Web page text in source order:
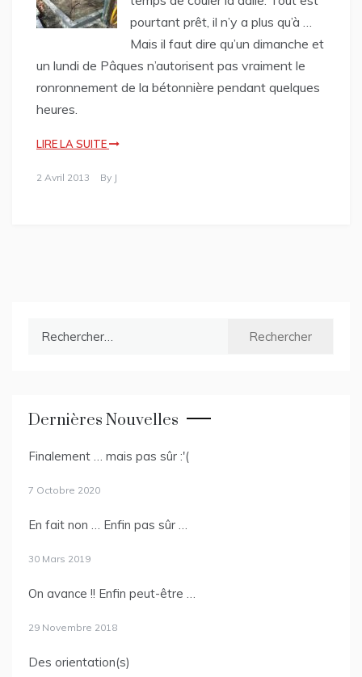
pourtant prêt, il n’y a plus qu’à …
Mais il faut dire qu’un dimanche et
un lundi de Pâques n’autorisent pas vraiment le
ronronnement de la bétonnière pendant quelques
heures.
LIRE LA SUITE
2 Avril 2013 By J
Dernières Nouvelles
Finalement … mais pas sûr :'(
7 Octobre 2020
En fait non … Enfin pas sûr …
30 Mars 2019
On avance !! Enfin peut-être …
29 Novembre 2018
Des orientation(s)